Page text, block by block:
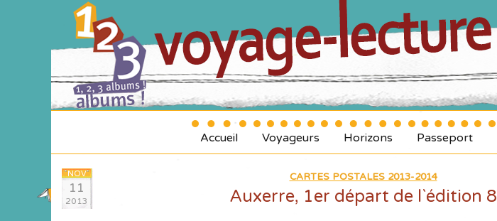
Accueil Voyageurs Horizons Passeport
NOV
11
2013
CARTES POSTALES 2013-2014
Auxerre, 1er départ de l`édition 8